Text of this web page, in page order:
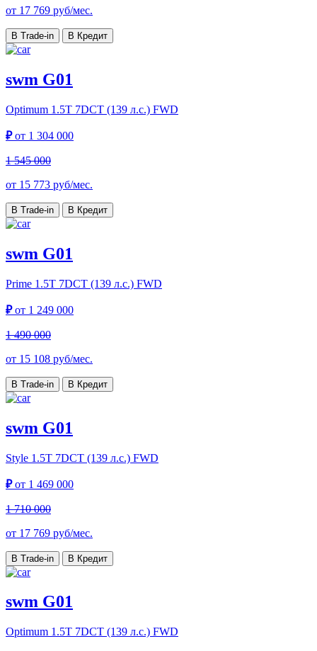
от 17 769 руб/мес.
В Trade-in В Кредит
swm G01
Optimum 1.5T 7DCT (139 л.с.) FWD
₽от 1 304 000
1 545 000
от 15 773 руб/мес.
В Trade-in В Кредит
swm G01
Prime 1.5T 7DCT (139 л.с.) FWD
₽от 1 249 000
1 490 000
от 15 108 руб/мес.
В Trade-in В Кредит
swm G01
Style 1.5T 7DCT (139 л.с.) FWD
₽от 1 469 000
1 710 000
от 17 769 руб/мес.
В Trade-in В Кредит
swm G01
Optimum 1.5T 7DCT (139 л.с.) FWD